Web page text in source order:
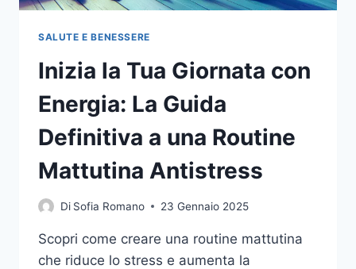
SALUTE E BENESSERE
Inizia la Tua Giornata con
Energia: La Guida
Definitiva a una Routine
Mattutina Antistress
Di Sofia Romano 23 Gennaio 2025
Scopri come creare una routine mattutina
che riduce lo stress e aumenta la